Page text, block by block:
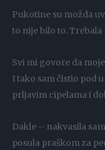
Pukotine su možda
to nije bilo to. Trebala
Svi mi govore da
I tako sam čistio pod
prljavim cipelama i
Dakle – nakvasila
posula praškom za